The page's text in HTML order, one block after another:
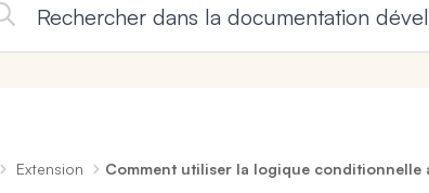
Extension Comment utiliser la logique conditionnelle